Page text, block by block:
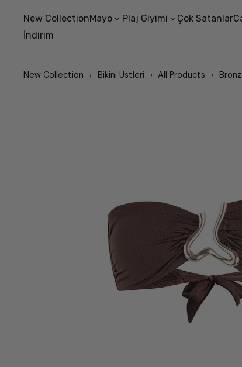
New CollectionMayo Plaj Giyimi Çok Satanlar
İndirim
New Collection Bikini Üstleri All Products